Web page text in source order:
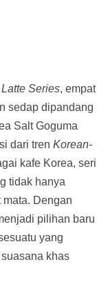
Series, empat
sedap dipandang
Salt Goguma
dari tren Korean-
kafe Korea, seri
tidak hanya
Dengan
pilihan baru
yang
khas